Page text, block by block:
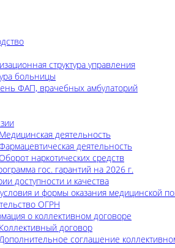
структура управления
больницы
ФАП, врачебных амбулаторий
Медицинская деятельность
деятельность
Оборот наркотических средств
гос. гарантий на 2026 г.
доступности и качества
и формы оказания медицинской
ОГРН
о коллективном договоре
Коллективный договор
соглашение